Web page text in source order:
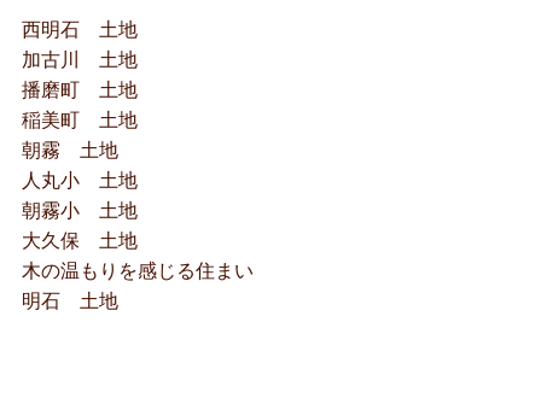
西明石 土地
加古川 土地
播磨町 土地
稲美町 土地
朝霧 土地
人丸小 土地
朝霧小 土地
大久保 土地
木の温もりを感じる住まい
明石 土地